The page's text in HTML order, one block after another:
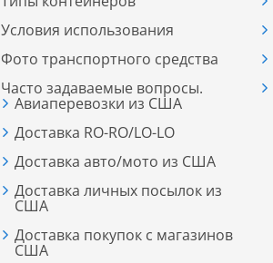
Условия использования
Фото транспортного средства
Часто задаваемые вопросы.
Авиаперевозки из США
Доставка RO-RO/LO-LO
Доставка авто/мото из США
Доставка личных посылок из
США
Доставка покупок c магазинoв
США